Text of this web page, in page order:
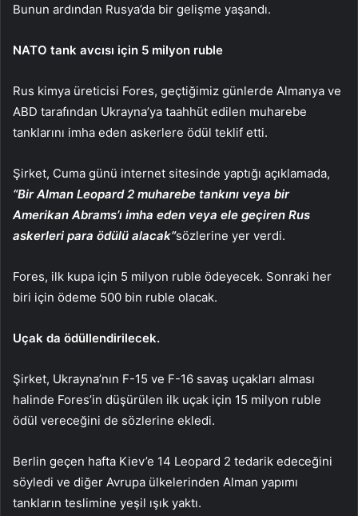
Bunun ardından Rusya’da bir gelişme yaşandı.
NATO tank avcısı için 5 milyon ruble
Rus kimya üreticisi Fores, geçtiğimiz günlerde Almanya ve
ABD tarafından Ukrayna’ya taahhüt edilen muharebe
tanklarını imha eden askerlere ödül teklif etti.
Şirket, Cuma günü internet sitesinde yaptığı açıklamada,
“Bir Alman Leopard 2 muharebe tankını veya bir
Amerikan Abrams’ı imha eden veya ele geçiren Rus
askerleri para ödülü alacak”sözlerine yer verdi.
Fores, ilk kupa için 5 milyon ruble ödeyecek. Sonraki her
biri için ödeme 500 bin ruble olacak.
Uçak da ödüllendirilecek.
Şirket, Ukrayna’nın F-15 ve F-16 savaş uçakları alması
halinde Fores’in düşürülen ilk uçak için 15 milyon ruble
ödül vereceğini de sözlerine ekledi.
Berlin geçen hafta Kiev’e 14 Leopard 2 tedarik edeceğini
söyledi ve diğer Avrupa ülkelerinden Alman yapımı
tankların teslimine yeşil ışık yaktı.